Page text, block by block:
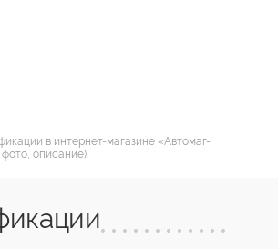
в интернет-магазине «Автомаг-
описание).